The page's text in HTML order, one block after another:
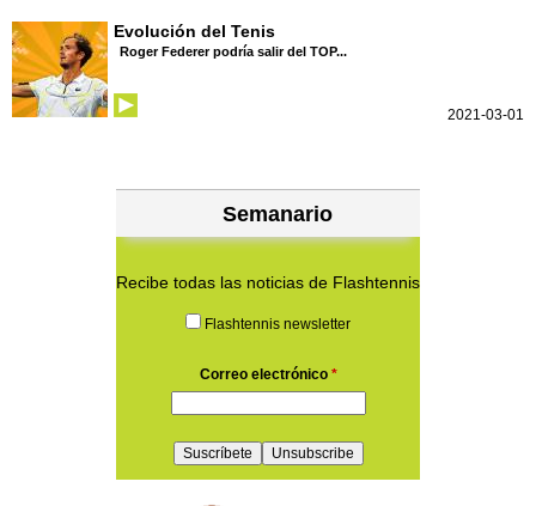
Evolución del Tenis
Roger Federer podría salir del TOP...
2021-03-01
Semanario
Recibe todas las noticias de Flashtennis
Flashtennis newsletter
Correo electrónico *